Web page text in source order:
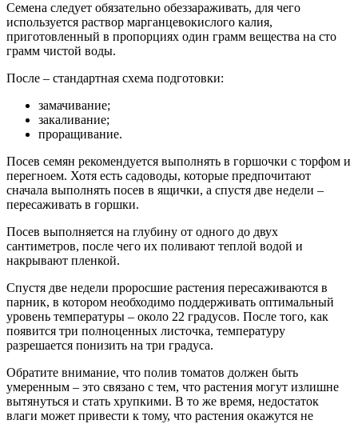
Семена следует обязательно обеззараживать, для чего
используется раствор марганцевокислого калия,
приготовленный в пропорциях один грамм вещества на сто
грамм чистой воды.
После – стандартная схема подготовки:
замачивание;
закаливание;
проращивание.
Посев семян рекомендуется выполнять в горшочки с торфом и
перегноем. Хотя есть садоводы, которые предпочитают
сначала выполнять посев в ящички, а спустя две недели –
пересаживать в горшки.
Посев выполняется на глубину от одного до двух
сантиметров, после чего их поливают теплой водой и
накрывают пленкой.
Спустя две недели проросшие растения пересаживаются в
парник, в котором необходимо поддерживать оптимальный
уровень температуры – около 22 градусов. После того, как
появится три полноценных листочка, температуру
разрешается понизить на три градуса.
Обратите внимание, что полив томатов должен быть
умеренным – это связано с тем, что растения могут излишне
вытянуться и стать хрупкими. В то же время, недостаток
влаги может привести к тому, что растения окажутся не